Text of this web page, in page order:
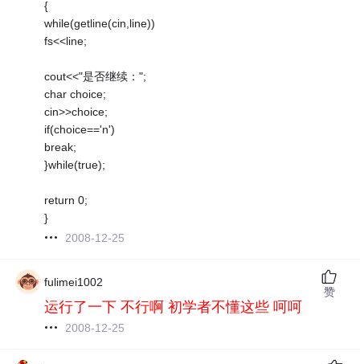
{
while(getline(cin,line))
fs<<line;
cout<<"是否继续：";
char choice;
cin>>choice;
if(choice=='n')
break;
}while(true);
return 0;
}
2008-12-25
fulimei1002
运行了一下 不行啊 初学者不懂这些 呵呵
2008-12-25
赞